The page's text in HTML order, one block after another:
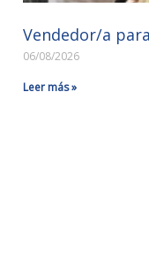
Vendedor/a
06/08/2026
Leer más »